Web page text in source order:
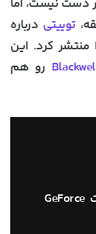
دست نیست، اما
توییتی درباره
مصرف بالاتر کارت گرافیک‌های Blackwell منتشر کرد. این
رو هم
من می دانم که شما اخیراً جزئیات GeForce